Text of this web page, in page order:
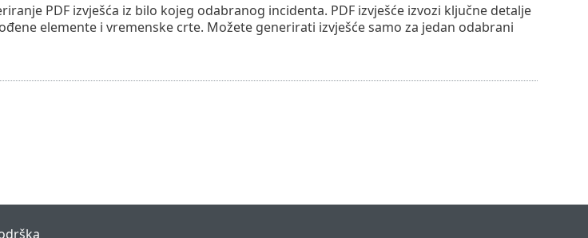
PDF izvješća iz bilo kojeg odabranog incidenta. PDF izvješće izvozi ključne detalje
elemente i vremenske crte. Možete generirati izvješće samo za jedan odabrani